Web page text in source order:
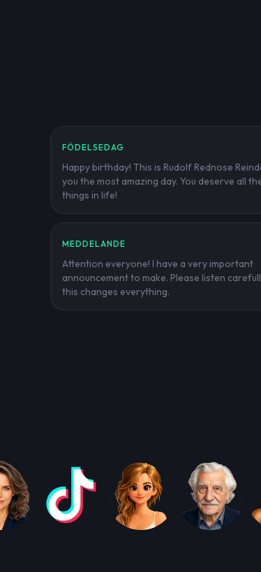
FÖDELSEDAG
Happy birthday! This is Rudolf Rednose
you the most amazing day. You deserve all
things in life!
MEDDELANDE
Attention everyone! I have a very important
announcement to make. Please listen
this changes everything.